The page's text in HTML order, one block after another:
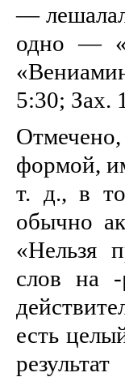
—
одно —
5:30; Зах.
формой,
т. д., в
обыч­но
«Нельзя
слов на
есть